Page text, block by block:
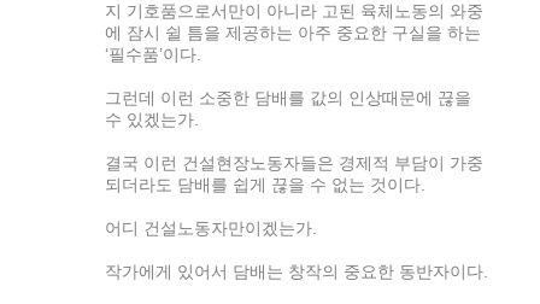
지 기호품으로서만이 아니라 고된 육체노동의 와중
에 잠시 쉴 틈을 제공하는 아주 중요한 구실을 하는
‘필수품’이다.
그런데 이런 소중한 담배를 값의 인상때문에 끊을
수 있겠는가.
결국 이런 건설현장노동자들은 경제적 부담이 가중
되더라도 담배를 쉽게 끊을 수 없는 것이다.
어디 건설노동자만이겠는가.
작가에게 있어서 담배는 창작의 중요한 동반자이다.